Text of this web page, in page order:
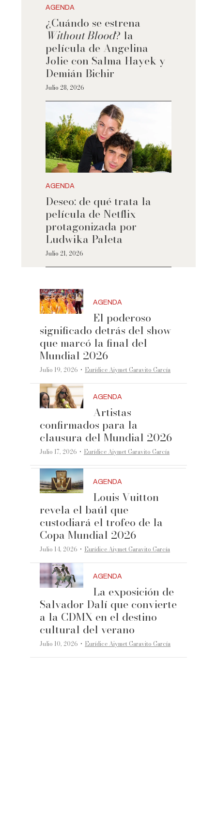
AGENDA
¿Cuándo se estrena
Without Blood? la
película de Angelina
Jolie con Salma Hayek y
Demián Bichir
Julio 28, 2026
AGENDA
Deseo: de qué trata la
película de Netflix
protagonizada por
Ludwika Paleta
Julio 21, 2026
AGENDA
El poderoso
significado detrás del show
que marcó la final del
Mundial 2026
Julio 19, 2026 ·Eurídice Aiymet Garavito García
AGENDA
Artistas
confirmados para la
clausura del Mundial 2026
Julio 17, 2026 ·Eurídice Aiymet Garavito García
AGENDA
Louis Vuitton
revela el baúl que
custodiará el trofeo de la
Copa Mundial 2026
Julio 14, 2026 ·Eurídice Aiymet Garavito García
AGENDA
La exposición de
Salvador Dalí que convierte
a la CDMX en el destino
cultural del verano
Julio 10, 2026 ·Eurídice Aiymet Garavito García